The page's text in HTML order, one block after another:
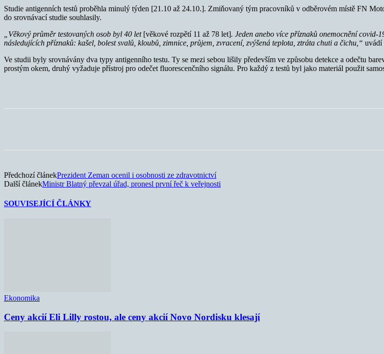
Studie antigenních testů proběhla minulý týden [21.10 až 24.10.]. Zmiňovaný tým pracovníků v odběrovém místě FN
do srovnávací studie souhlasily.
„Věkový průměr testovaných osob byl 40 let [věkové rozpětí 11 až 78 let]. Jeden anebo více příznaků onemocnění covid-
následujících příznaků: kašel, bolest svalů, kloubů, zimnice, průjem, zvracení, zvýšená teplota, ztráta chuti a čichu,“ uvádí
Ve studii byly srovnávány dva typy antigenního testu. Ty se mezi sebou lišily především ve způsobu detekce a odečtu
prostým okem, druhý vyžaduje přístroj pro odečet fluorescenčního signálu. Pro každý z testů byl jako materiál použit
Předchozí článekPrezident Zeman ocenil i osobnosti ze zdravotnictví
Další článekMinistr Blatný převzal úřad, pronesl první řeč k veřejnosti
SOUVISEJÍCÍ ČLÁNKY
Ekonomika
Ceny akcií Eli Lilly rostou, ale ceny akcií Novo Nordisku klesají